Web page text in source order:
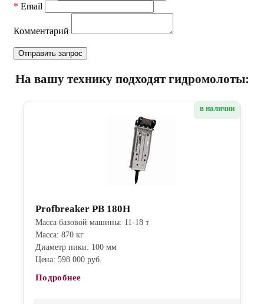
* Email
Комментарий
На вашу технику подходят гидромолоты:
в наличии
Profbreaker PB 180H
Масса базовой машины: 11-18 т
Масса: 870 кг
Диаметр пики: 100 мм
Цена: 598 000 руб.
Подробнее